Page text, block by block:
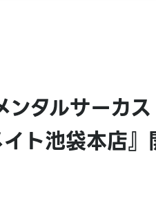
タルサーカ
ト池袋本店』